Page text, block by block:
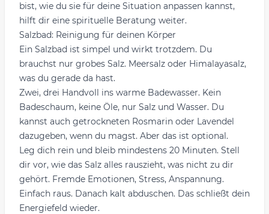
bist, wie du sie für deine Situation anpassen kannst,
hilft dir eine spirituelle Beratung weiter.
Salzbad: Reinigung für deinen Körper
Ein Salzbad ist simpel und wirkt trotzdem. Du
brauchst nur grobes Salz. Meersalz oder Himalayasalz,
was du gerade da hast.
Zwei, drei Handvoll ins warme Badewasser. Kein
Badeschaum, keine Öle, nur Salz und Wasser. Du
kannst auch getrockneten Rosmarin oder Lavendel
dazugeben, wenn du magst. Aber das ist optional.
Leg dich rein und bleib mindestens 20 Minuten. Stell
dir vor, wie das Salz alles rauszieht, was nicht zu dir
gehört. Fremde Emotionen, Stress, Anspannung.
Einfach raus. Danach kalt abduschen. Das schließt dein
Energiefeld wieder.